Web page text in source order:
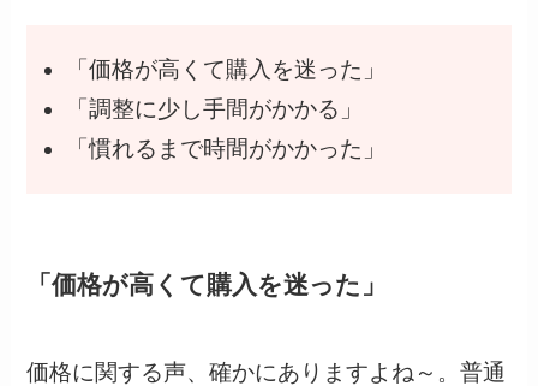
「価格が高くて購入を迷った」
「調整に少し手間がかかる」
「慣れるまで時間がかかった」
「価格が高くて購入を迷った」
価格に関する声、確かにありますよね～。普通